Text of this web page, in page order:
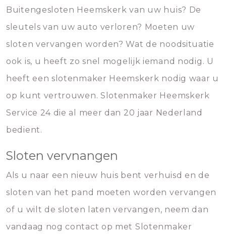
Buitengesloten Heemskerk van uw huis? De
sleutels van uw auto verloren? Moeten uw
sloten vervangen worden? Wat de noodsituatie
ook is, u heeft zo snel mogelijk iemand nodig. U
heeft een slotenmaker Heemskerk nodig waar u
op kunt vertrouwen. Slotenmaker Heemskerk
Service 24 die al meer dan 20 jaar Nederland
bedient.
Sloten vervnangen
Als u naar een nieuw huis bent verhuisd en de
sloten van het pand moeten worden vervangen
of u wilt de sloten laten vervangen, neem dan
vandaag nog contact op met Slotenmaker